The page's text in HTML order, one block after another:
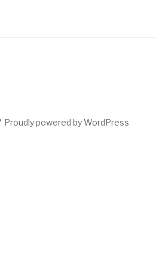
Proudly powered by WordPress